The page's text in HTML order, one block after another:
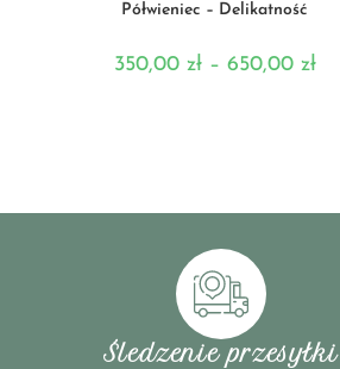
Półwieniec – Delikatność
350,00 zł – 650,00 zł
Śledzenie przesyłki